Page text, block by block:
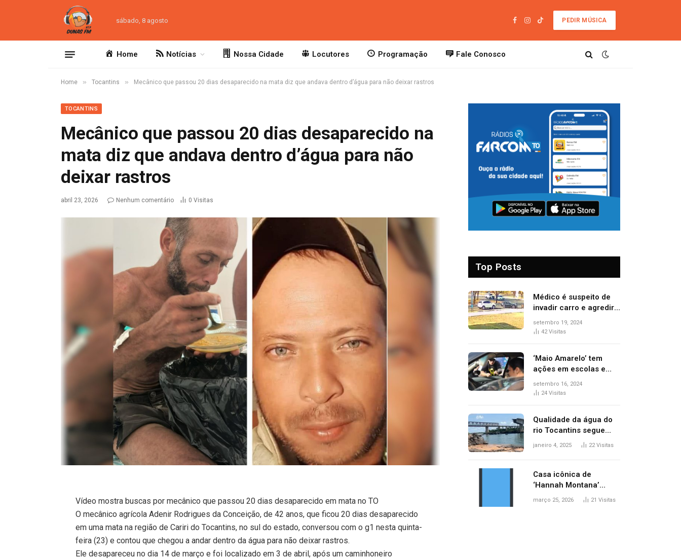
sábado, 8 agosto
Facebook
Instagram
TikTok
PEDIR MÚSICA
Home Notícias Nossa Cidade Locutores Programação Fale Conosco
Home » Tocantins » Mecânico que passou 20 dias desaparecido na mata diz que andava dentro d’água para não deixar rastros
TOCANTINS
Mecânico que passou 20 dias desaparecido na
mata diz que andava dentro d’água para não
deixar rastros
abril 23, 2026 Nenhum comentário 0 Visitas
Vídeo mostra buscas por mecânico que passou 20 dias desaparecido em mata no TO
O mecânico agrícola Adenir Rodrigues da Conceição, de 42 anos, que ficou 20 dias desaparecido
em uma mata na região de Cariri do Tocantins, no sul do estado, conversou com o g1 nesta quinta-
feira (23) e contou que chegou a andar dentro da água para não deixar rastros.
Ele desapareceu no dia 14 de março e foi localizado em 3 de abril, após um caminhoneiro
Top Posts
Médico é suspeito de
invadir carro e agredir
delegado aposentado
durante confusão no
setembro 19, 2024
42Visitas
‘Maio Amarelo’ tem
ações em escolas e
ruas para prevenir
acidentes no trânsito
setembro 16, 2024
24 Visitas
Qualidade da água do
rio Tocantins segue
sem indicar alterações
afirma ANA
janeiro 4, 2025 22Visitas
Casa icônica de
‘Hannah Montana’
poderá ser alugada por
março 25, 2026 21 Visitas